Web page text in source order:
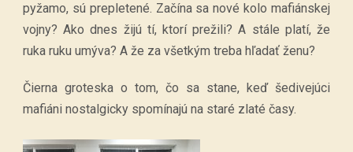
pyžamo, sú prepletené. Začína sa nové kolo mafiánskej
vojny? Ako dnes žijú tí, ktorí prežili? A stále platí, že
ruka ruku umýva? A že za všetkým treba hľadať ženu?
Čierna groteska o tom, čo sa stane, keď šedivejúci
mafiáni nostalgicky spomínajú na staré zlaté časy.